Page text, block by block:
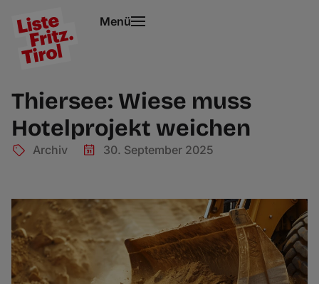
Menü
Thiersee: Wiese muss
Hotelprojekt weichen
Archiv 30. September 2025